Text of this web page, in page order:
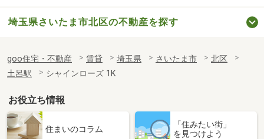
埼玉県さいたま市北区の不動産を探す
goo住宅・不動産 賃貸 埼玉県 さいたま市
北区
土呂駅
シャインローズ 1K
お役立ち情報
住まいのコラム
「住みたい街」
を見つけよう